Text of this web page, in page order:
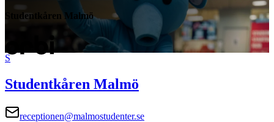
Studentkåren Malmö
S
Studentkåren Malmö
receptionen@malmostudenter.se